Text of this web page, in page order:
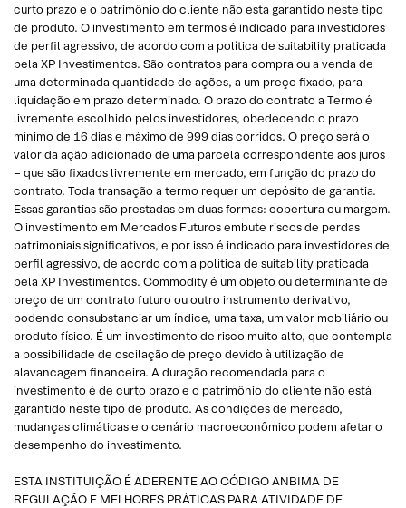
curto prazo e o patrimônio do cliente não está garantido neste tipo
de produto. O investimento em termos é indicado para investidores
de perfil agressivo, de acordo com a política de suitability praticada
pela XP Investimentos. São contratos para compra ou a venda de
uma determinada quantidade de ações, a um preço fixado, para
liquidação em prazo determinado. O prazo do contrato a Termo é
livremente escolhido pelos investidores, obedecendo o prazo
mínimo de 16 dias e máximo de 999 dias corridos. O preço será o
valor da ação adicionado de uma parcela correspondente aos juros
– que são fixados livremente em mercado, em função do prazo do
contrato. Toda transação a termo requer um depósito de garantia.
Essas garantias são prestadas em duas formas: cobertura ou margem.
O investimento em Mercados Futuros embute riscos de perdas
patrimoniais significativos, e por isso é indicado para investidores de
perfil agressivo, de acordo com a política de suitability praticada
pela XP Investimentos. Commodity é um objeto ou determinante de
preço de um contrato futuro ou outro instrumento derivativo,
podendo consubstanciar um índice, uma taxa, um valor mobiliário ou
produto físico. É um investimento de risco muito alto, que contempla
a possibilidade de oscilação de preço devido à utilização de
alavancagem financeira. A duração recomendada para o
investimento é de curto prazo e o patrimônio do cliente não está
garantido neste tipo de produto. As condições de mercado,
mudanças climáticas e o cenário macroeconômico podem afetar o
desempenho do investimento.
ESTA INSTITUIÇÃO É ADERENTE AO CÓDIGO ANBIMA DE
REGULAÇÃO E MELHORES PRÁTICAS PARA ATIVIDADE DE